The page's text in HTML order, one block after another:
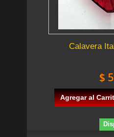
Calavera
$
Agregar al